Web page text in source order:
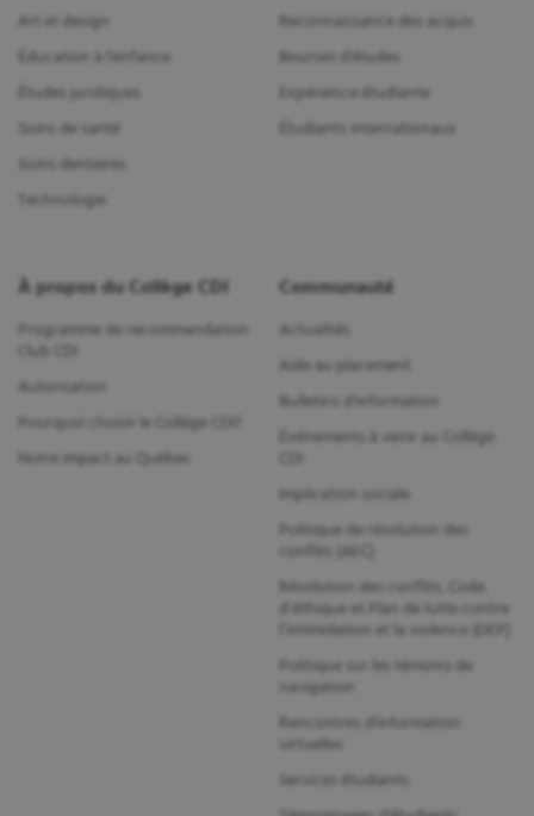
Art et design
Éducation à l'enfance
Études juridiques
Soins de santé
Soins dentaires
Technologie
Reconnaissance des acquis
Bourses d'études
Expérience étudiante
Étudiants internationaux
À propos du Collège CDI
Programme de recommandation
Club CDI
Autorisation
Pourquoi choisir le Collège CDI?
Notre impact au Québec
Communauté
Actualités
Aide au placement
Bulletins d'information
Événements à venir au Collège
CDI
Implication sociale
Politique de résolution des
conflits (AEC)
Résolution des conflits, Code
d’éthique et Plan de lutte contre
l’intimidation et la violence (DEP)
Politique sur les témoins de
navigation
Rencontres d'information
virtuelles
Services étudiants